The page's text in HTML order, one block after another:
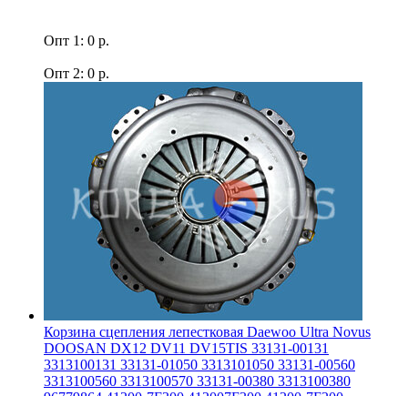
Опт 1: 0 р.
Опт 2: 0 р.
Корзина сцепления лепестковая Daewoo Ultra Novus
DOOSAN DX12 DV11 DV15TIS 33131-00131
3313100131 33131-01050 3313101050 33131-00560
3313100560 3313100570 33131-00380 3313100380